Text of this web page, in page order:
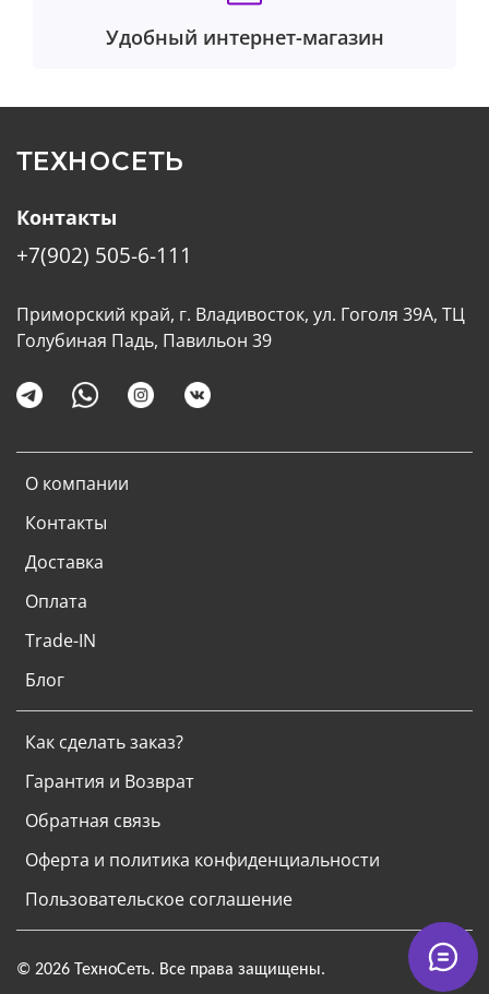
Удобный интернет-магазин
ТЕХНОСЕТЬ
О компании
Контакты
Доставка
Оплата
Trade-IN
Блог
Как сделать заказ?
Гарантия и Возврат
Обратная связь
Оферта и политика конфиденциальности
Пользовательское соглашение
Контакты
+7(902) 505-6-111
Приморский край, г. Владивосток, ул. Гоголя 39А, ТЦ
Голубиная Падь, Павильон 39
© 2026 ТехноСеть. Все права защищены.